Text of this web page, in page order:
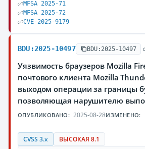
MFSA 2025-71
MFSA 2025-72
CVE-2025-9179
BDU:2025-10497 BDU:2025-10497
Уязвимость браузеров Mozilla
почтового клиента Mozilla
выходом операции за границы
позволяющая нарушителю
ОПУБЛИКОВАНО: 2025-08-28ИЗМЕНЕНО:
CVSS 3.x ВЫСОКАЯ 8.1